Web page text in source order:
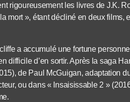
rigoureusement les livres de J.K.
mort », étant décliné en deux films,
a accumulé une fortune
difficile d’en sortir. Après la saga
de Paul McGuigan, adaptation
ou dans « Insaisissable 2 »